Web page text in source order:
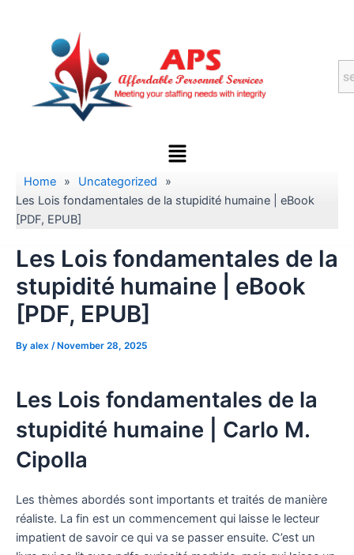
Menu
Home » Uncategorized
»
Les Lois fondamentales de la stupidité humaine | eBook
[PDF, EPUB]
Les Lois fondamentales de la
stupidité humaine | eBook
[PDF, EPUB]
By alex / November 28, 2025
Les Lois fondamentales de la
stupidité humaine | Carlo M.
Cipolla
Les thèmes abordés sont importants et traités de manière
réaliste. La fin est un commencement qui laisse le lecteur
impatient de savoir ce qui va se passer ensuite. C’est un